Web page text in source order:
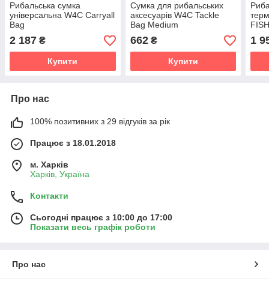
Рибальська сумка
універсальна W4C Carryall
Bag
2 187 ₴
Купити
Сумка для рибальських
аксесуарів W4C Tackle
Bag Medium
662₴
Купити
1
Про нас
100% позитивних з 29 відгуків за рік
Працює з 18.01.2018
м. Харків
Харків, Україна
Контакти
Сьогодні працює з 10:00 до 17:00
Показати весь графік роботи
Про нас